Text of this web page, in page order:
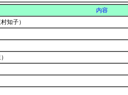
内容
知子）